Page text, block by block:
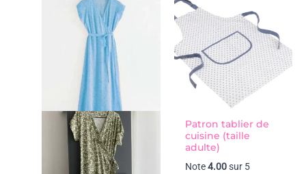
Patron tablier de
cuisine (taille
adulte)
Note4.00sur 5